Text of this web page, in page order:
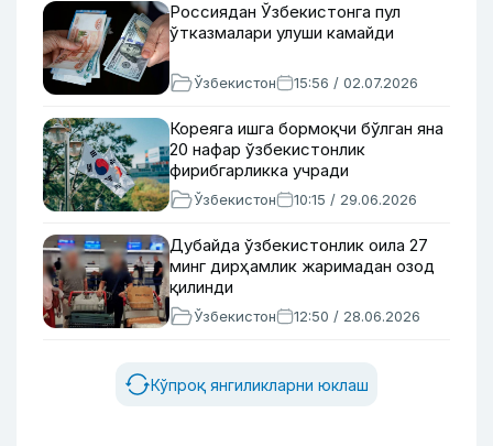
Россиядан Ўзбекистонга пул
ўтказмалари улуши камайди
Ўзбекистон 15:56 / 02.07.2026
Кореяга ишга бормоқчи бўлган яна
20 нафар ўзбекистонлик
фирибгарликка учради
Ўзбекистон 10:15 / 29.06.2026
Дубайда ўзбекистонлик оила 27
минг дирҳамлик жаримадан озод
қилинди
Ўзбекистон 12:50 / 28.06.2026
Кўпроқ янгиликларни юклаш